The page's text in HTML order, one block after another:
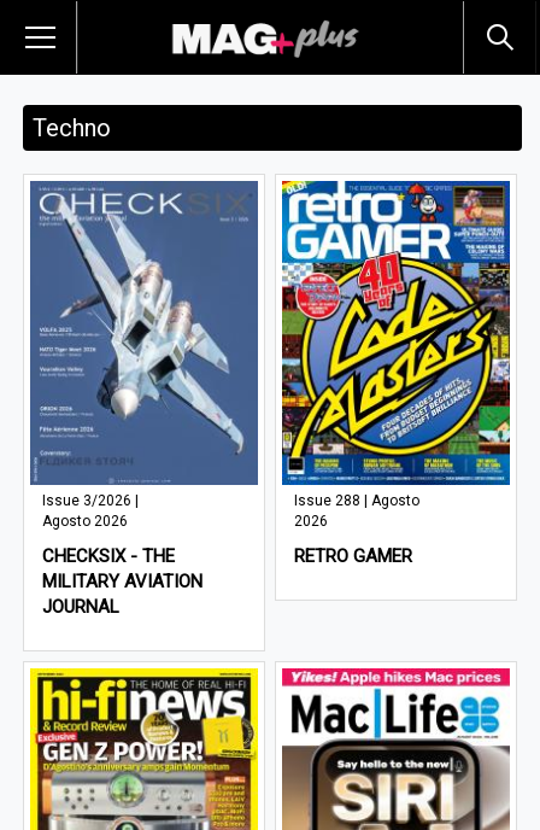
Techno
Issue 3/2026 |
Agosto 2026
CHECKSIX - THE
MILITARY AVIATION
JOURNAL
Issue 288 | Agosto
2026
RETRO GAMER